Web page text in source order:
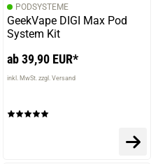
PODSYSTEME
GeekVape DIGI Max Pod
System Kit
ab 39,90 EUR*
inkl. MwSt. zzgl. Versand